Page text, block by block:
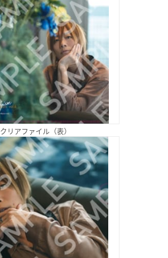
クリアファイル（表）